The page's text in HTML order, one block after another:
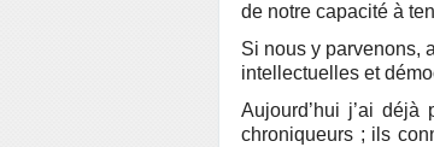
de notre capacité à
Si nous y parvenons,
intellectuelles et
Aujourd’hui j’ai
chroniqueurs ; ils